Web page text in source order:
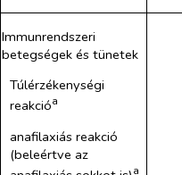
Immunrendszeri
betegségek és tünetek
Túlérzékenységi
reakcióa
anafilaxiás reakció
(beleértve az
a